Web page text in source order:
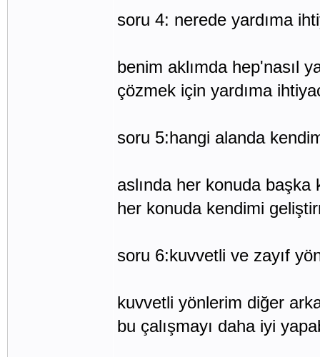
soru 4: nerede yardıma
benim aklımda hep'nasıl
çözmek için yardıma
soru 5:hangi alanda
aslında her konuda
her konuda kendimi
soru 6:kuvvetli ve zayıf
kuvvetli yönlerim diğer
bu çalışmayı daha iyi